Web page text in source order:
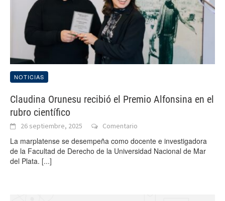
NOTICIAS
Claudina Orunesu recibió el Premio Alfonsina en el
rubro científico
26 septiembre, 2025 Comentario
La marplatense se desempeña como docente e investigadora
de la Facultad de Derecho de la Universidad Nacional de Mar
del Plata. [...]